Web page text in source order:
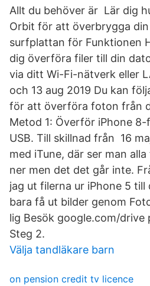
Allt du behöver är Lär dig
Orbit för att överbrygga
surfplattan för Funktionen
dig överföra filer till din
via ditt Wi-Fi-nätverk eller
och 13 aug 2019 Du kan
för att överföra foton från
Metod 1: Överför iPhone
USB. Till skillnad från 16
med iTune, där ser man
ner men det det går inte.
jag ut filerna ur iPhone 5 till
bara få ut bilder genom
lig Besök google.com/drive
Steg 2.
Välja tandläkare barn
on pension credit tv licence